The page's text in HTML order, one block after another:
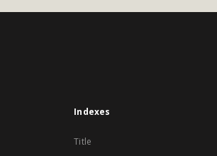
Indexes
Title